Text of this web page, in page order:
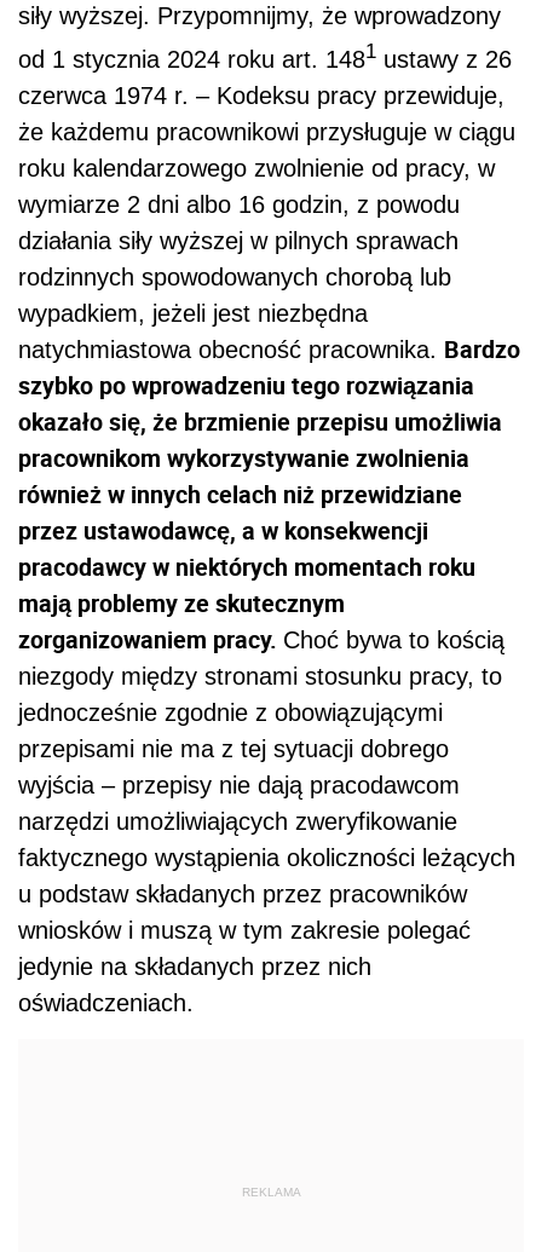
siły wyższej. Przypomnijmy, że wprowadzony
od 1 stycznia 2024 roku art. 1481 ustawy z 26
czerwca 1974 r. – Kodeksu pracy przewiduje,
że każdemu pracownikowi przysługuje w ciągu
roku kalendarzowego zwolnienie od pracy, w
wymiarze 2 dni albo 16 godzin, z powodu
działania siły wyższej w pilnych sprawach
rodzinnych spowodowanych chorobą lub
wypadkiem, jeżeli jest niezbędna
natychmiastowa obecność pracownika. Bardzo
szybko po wprowadzeniu tego rozwiązania
okazało się, że brzmienie przepisu umożliwia
pracownikom wykorzystywanie zwolnienia
również w innych celach niż przewidziane
przez ustawodawcę, a w konsekwencji
pracodawcy w niektórych momentach roku
mają problemy ze skutecznym
zorganizowaniem pracy. Choć bywa to kością
niezgody między stronami stosunku pracy, to
jednocześnie zgodnie z obowiązującymi
przepisami nie ma z tej sytuacji dobrego
wyjścia – przepisy nie dają pracodawcom
narzędzi umożliwiających zweryfikowanie
faktycznego wystąpienia okoliczności leżących
u podstaw składanych przez pracowników
wniosków i muszą w tym zakresie polegać
jedynie na składanych przez nich
oświadczeniach.
REKLAMA